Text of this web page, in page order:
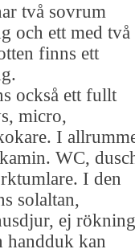
två sovrum
och ett med två
finns ett
också ett fullt
micro,
I
WC,
I den
solaltan,
ej
handduk kan